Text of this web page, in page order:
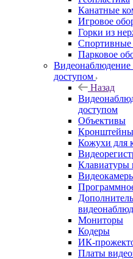
Канатные
Игровое
Горки из
Парковое
Видеонаблюдение
доступом
Назад
доступом
Объективы
Кожухи для
Клавиатуры
Мониторы
Кодеры
ИК-
Платы